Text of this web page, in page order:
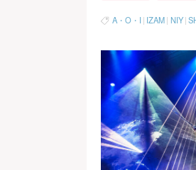
A・O・I | IZAM| NIY |